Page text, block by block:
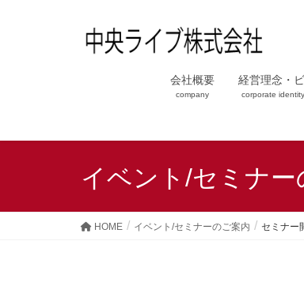
会社概要
company
経営理念・
corporate
イベント/セミナー
HOME イベント/セミナーのご案内 セミナー